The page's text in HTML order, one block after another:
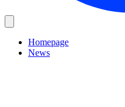
Homepage
News